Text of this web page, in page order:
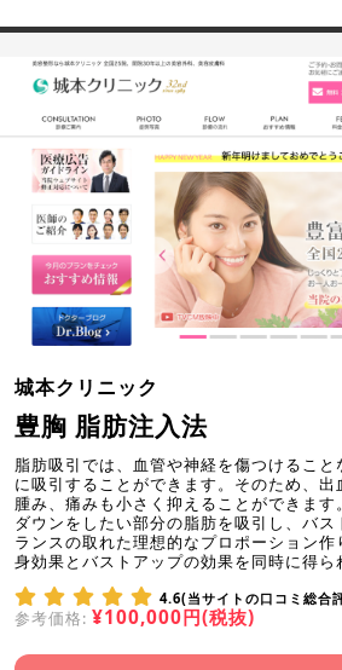
城本クリニック
豊胸 脂肪注入法
脂肪吸引では、血管や神経を傷つけるこ
に吸引することができます。そのため、
腫み、痛みも小さく抑えることができま
ダウンをしたい部分の脂肪を吸引し、バ
ランスの取れた理想的なプロポーション
身効果とバストアップの効果を同時に得ら
4.6(当サイトの口コミ総合
参考価格: ¥100,000円(税抜)